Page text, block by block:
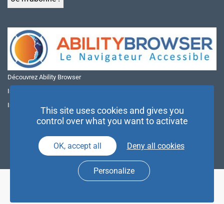
Découvrez Ability Browser
Installer Ability Browser sur Windows
Installer Ability Browser sur Mac
Mentions légales|Politique de confidentialité
This site uses cookies and gives you
control over what you want to activate
OK, accept all Deny all cookies
Personalize